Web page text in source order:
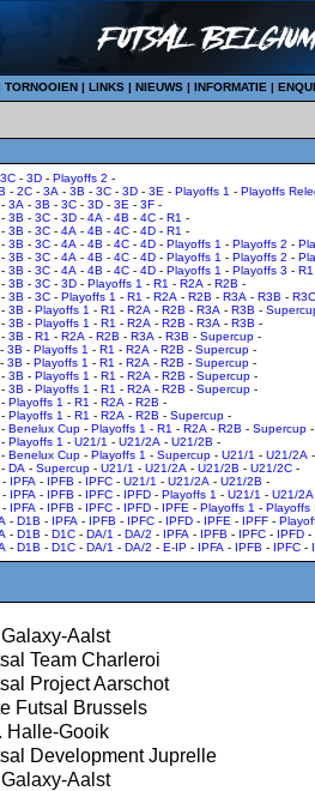
TORNOOIEN | LINKS | NIEUWS | INFORMATIE |
3C - 3D - Playoffs 2 -
- 2C - 3A - 3B - 3C - 3D - 3E - Playoffs 1 - Playoffs
- 3A - 3B - 3C - 3D - 3E - 3F -
- 3B - 3C - 3D - 4A - 4B - 4C - R1 -
- 3B - 3C - 4A - 4B - 4C - 4D - R1 -
- 3B - 3C - 4A - 4B - 4C - 4D - Playoffs 1 - Playoffs 2 -
- 3B - 3C - 4A - 4B - 4C - 4D - Playoffs 1 - Playoffs 2 -
- 3B - 3C - 4A - 4B - 4C - 4D - Playoffs 1 - Playoffs 3 - R1
- 3B - 3C - 3D - Playoffs 1 - R1 - R2A - R2B -
- 3B - 3C - Playoffs 1 - R1 - R2A - R2B - R3A - R3B - R3C
- 3B - Playoffs 1 - R1 - R2A - R2B - R3A - R3B -
- 3B - Playoffs 1 - R1 - R2A - R2B - R3A - R3B -
- 3B - R1 - R2A - R2B - R3A - R3B - Supercup -
- 3B - Playoffs 1 - R1 - R2A - R2B - Supercup -
- 3B - Playoffs 1 - R1 - R2A - R2B - Supercup -
- 3B - Playoffs 1 - R1 - R2A - R2B - Supercup -
- 3B - Playoffs 1 - R1 - R2A - R2B - Supercup -
- Playoffs 1 - R1 - R2A - R2B -
- Playoffs 1 - R1 - R2A - R2B - Supercup -
- Benelux Cup - Playoffs 1 - R1 - R2A - R2B - Supercup -
- Playoffs 1 - U21/1 - U21/2A - U21/2B -
- Benelux Cup - Playoffs 1 - Supercup - U21/1 - U21/2A -
- DA - Supercup - U21/1 - U21/2A - U21/2B - U21/2C -
- IPFA - IPFB - IPFC - U21/1 - U21/2A - U21/2B -
- IPFA - IPFB - IPFC - IPFD - Playoffs 1 - U21/1 - U21/2A
- IPFA - IPFB - IPFC - IPFD - IPFE - Playoffs 1 - Playoffs
- D1B - IPFA - IPFB - IPFC - IPFD - IPFE - IPFF -
- D1B - D1C - DA/1 - DA/2 - IPFA - IPFB - IPFC - IPFD -
- D1B - D1C - DA/1 - DA/2 - E-IP - IPFA - IPFB - IPFC -
Aalst
Team Charleroi
Project Aarschot
Futsal Brussels
Halle-Gooik
Development Juprelle
Aalst